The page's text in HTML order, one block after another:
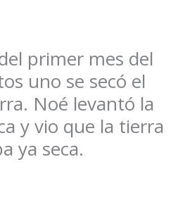
primer mes del
uno se secó el
Noé levantó la
y vio que la tierra
ya seca.